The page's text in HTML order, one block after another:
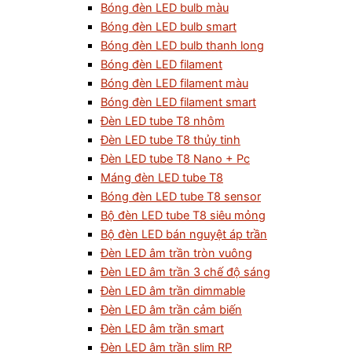
Bóng đèn LED bulb màu
Bóng đèn LED bulb smart
Bóng đèn LED bulb thanh long
Bóng đèn LED filament
Bóng đèn LED filament màu
Bóng đèn LED filament smart
Đèn LED tube T8 nhôm
Đèn LED tube T8 thủy tinh
Đèn LED tube T8 Nano + Pc
Máng đèn LED tube T8
Bóng đèn LED tube T8 sensor
Bộ đèn LED tube T8 siêu mỏng
Bộ đèn LED bán nguyệt áp trần
Đèn LED âm trần tròn vuông
Đèn LED âm trần 3 chế độ sáng
Đèn LED âm trần dimmable
Đèn LED âm trần cảm biến
Đèn LED âm trần smart
Đèn LED âm trần slim RP